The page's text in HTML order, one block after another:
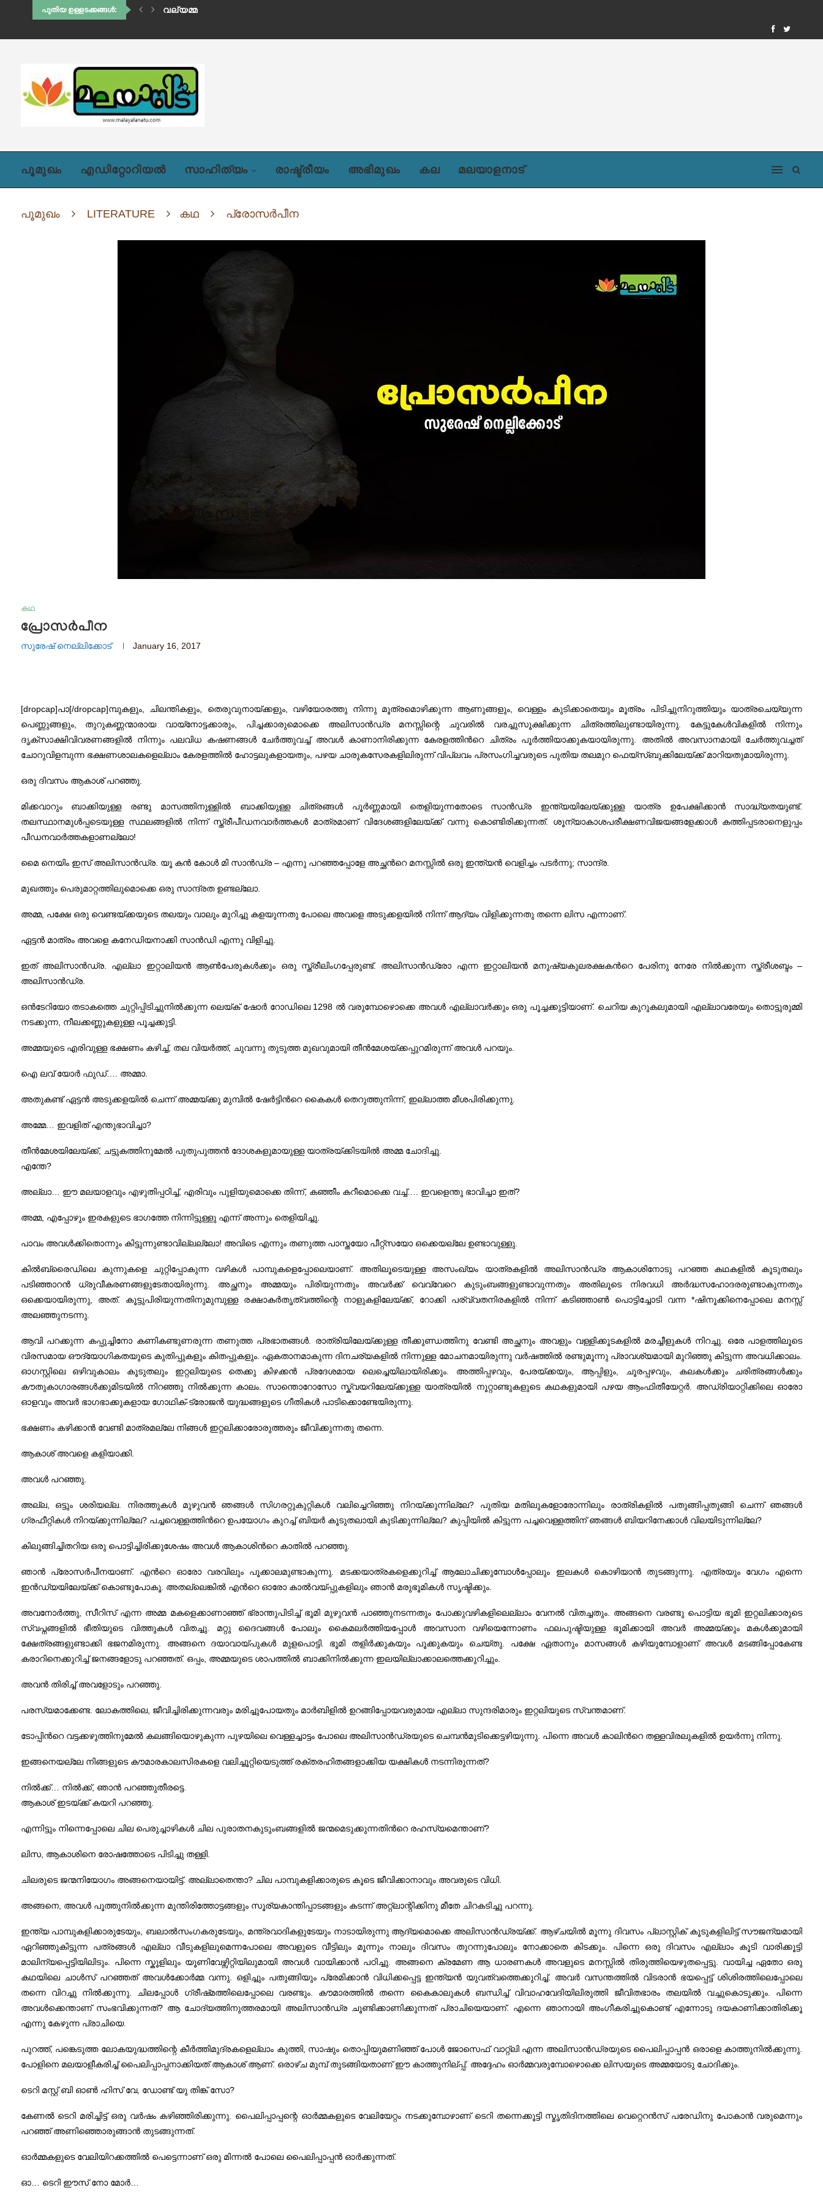
പുതിയ ഉള്ളടക്കങ്ങൾ: വല്യമ്മ
പൂമുഖം എഡിറ്റോറിയൽ സാഹിത്യം രാഷ്ട്രീയം അഭിമുഖം കല മലയാളനാട്
പൂമുഖം LITERATURE കഥ പ്രോസര്‍പീന
കഥ
പ്രോസര്‍പീന
സുരേഷ് നെല്ലിക്കോട് January 16, 2017
[dropcap]പാ[/dropcap]മ്പുകളും, ചിലന്തികളും, തെരുവുനായ്ക്കളും, വഴിയോരത്തു നിന്നു മൂത്രമൊഴിക്കുന്ന ആണുങ്ങളും, വെള്ളം കുടിക്കാതെയും മൂത്രം പിടിച്ചുനിറുത്തിയും യാത്രചെയ്യുന്ന
പെണ്ണുങ്ങളും, തുറുകണ്ണന്മാരായ വായ്‌നോട്ടക്കാരും, പിച്ചക്കാരുമൊക്കെ അലിസാന്‍ഡ്ര മനസ്സിന്റെ ചുവരില്‍ വരച്ചുസൂക്ഷിക്കുന്ന ചിത്രത്തിലുണ്ടായിരുന്നു. കേട്ടുകേള്‍വികളില്‍ നിന്നും
ദൃക്‌സാക്ഷിവിവരണങ്ങളില്‍ നിന്നും പലവിധ കഷണങ്ങള്‍ ചേര്‍ത്തുവച്ച് അവള്‍ കാണാനിരിക്കുന്ന കേരളത്തിന്‍റെ ചിത്രം പൂര്‍ത്തിയാക്കുകയായിരുന്നു. അതില്‍ അവസാനമായി ചേര്‍ത്തുവച്ചത്
ചോറുവിളമ്പുന്ന ഭക്ഷണശാലകളെല്ലാം കേരളത്തില്‍ ഹോട്ടലുകളായതും, പഴയ ചാരുകസേരകളിലിരുന്ന് വിപ്ലവം പ്രസംഗിച്ചവരുടെ പുതിയ തലമുറ ഫെയ്സ്ബുക്കിലേയ്ക്ക് മാറിയതുമായിരുന്നു.
ഒരു ദിവസം ആകാശ് പറഞ്ഞു.
മിക്കവാറും ബാക്കിയുള്ള രണ്ടു മാസത്തിനുള്ളില്‍ ബാക്കിയുള്ള ചിത്രങ്ങള്‍ പൂര്‍ണ്ണമായി തെളിയുന്നതോടെ സാന്‍ഡ്ര ഇന്ത്യയിലേയ്ക്കുള്ള യാത്ര ഉപേക്ഷിക്കാന്‍ സാദ്ധ്യതയുണ്ട്.
തലസ്ഥാനമുള്‍പ്പടെയുള്ള സ്ഥലങ്ങളില്‍ നിന്ന് സ്ത്രീപീഡനവാര്‍ത്തകള്‍ മാത്രമാണ്‌ വിദേശങ്ങളിലേയ്ക്ക് വന്നു കൊണ്ടിരിക്കുന്നത്. ശൂന്യാകാശപരീക്ഷണവിജയങ്ങളേക്കാള്‍ കത്തിപ്പടരാനെളുപ്പം
പീഡനവാര്‍ത്തകളാണല്ലോ!
മൈ നെയിം ഇസ് അലിസാന്‍ഡ്ര. യൂ കന്‍ കോള്‍ മി സാന്‍ഡ്ര – എന്നു പറഞ്ഞപ്പോളേ അച്ഛന്‍റെ മനസ്സില്‍ ഒരു ഇന്ത്യന്‍ വെളിച്ചം പടര്‍ന്നു; സാന്ദ്ര.
മുഖത്തും പെരുമാറ്റത്തിലുമൊക്കെ ഒരു സാന്ദ്രത ഉണ്ടല്ലോ.
അമ്മ, പക്ഷേ ഒരു വെണ്ടയ്ക്കയുടെ തലയും വാലും മുറിച്ചു കളയുന്നതു പോലെ അവളെ അടുക്കളയില്‍ നിന്ന് ആദ്യം വിളിക്കുന്നതു തന്നെ ലിസ എന്നാണ്‌.
ഏട്ടന്‍ മാത്രം അവളെ കനേഡിയനാക്കി സാന്‍ഡി എന്നു വിളിച്ചു.
ഇത് അലിസാന്‍ഡ്ര. എല്ലാ ഇറ്റാലിയന്‍ ആണ്‍‌പേരുകള്‍ക്കും ഒരു സ്ത്രീലിംഗപ്പേരുണ്ട്. അലിസാന്‍ഡ്രോ എന്ന ഇറ്റാലിയന്‍ മനുഷ്യകുലരക്ഷകന്‍റെ പേരിനു നേരേ നില്‍ക്കുന്ന സ്ത്രീശബ്ദം –
അലിസാന്‍ഡ്ര.
ഒന്‍‌ടേറിയോ തടാകത്തെ ചുറ്റിപ്പിടിച്ചുനില്‍‌ക്കുന്ന ലെയ്‌ക് ഷോര്‍ റോഡിലെ 1298 ല്‍ വരുമ്പോഴൊക്കെ അവള്‍ എല്ലാവര്‍ക്കും ഒരു പൂച്ചക്കുട്ടിയാണ്‌. ചെറിയ കുറുകലുമായി എല്ലാവരേയും തൊട്ടുരുമ്മി
നടക്കുന്ന, നീലക്കണ്ണുകളുള്ള പൂച്ചക്കുട്ടി.
അമ്മയുടെ എരിവുള്ള ഭക്ഷണം കഴിച്ച്, തല വിയര്‍ത്ത്, ചുവന്നു തുടുത്ത മുഖവുമായി തീന്‍‌മേശയ്ക്കപ്പുറമിരുന്ന് അവള്‍ പറയും.
ഐ ലവ് യോര്‍ ഫുഡ്…. അമ്മാ.
അതുകണ്ട് ഏട്ടന്‍ അടുക്കളയില്‍ ചെന്ന് അമ്മയ്ക്കു മുമ്പില്‍ ഷേര്‍ട്ടിന്‍റെ കൈകള്‍ തെറുത്തുനിന്ന്, ഇല്ലാത്ത മീശപിരിക്കുന്നു.
അമ്മേ… ഇവളിത് എന്തുഭാവിച്ചാ?
തീന്‍‌മേശയിലേയ്ക്ക്, ചട്ടുകത്തിനുമേല്‍ പുതുപുത്തന്‍ ദോശകളുമായുള്ള യാത്രയ്ക്കിടയില്‍ അമ്മ ചോദിച്ചു.
എന്തേ?
അല്ലാ… ഈ മലയാളവും എഴുതിപ്പഠിച്ച്, എരിവും പുളിയുമൊക്കെ തിന്ന്, കഞ്ഞീം കറീമൊക്കെ വച്ച്…. ഇവളെന്തു ഭാവിച്ചാ ഇത്?
അമ്മ, എപ്പോഴും ഇരകളുടെ ഭാഗത്തേ നിന്നിട്ടുള്ളു എന്ന് അന്നും തെളിയിച്ചു.
പാവം അവള്‍ക്കിതൊന്നും കിട്ടുന്നുണ്ടാവില്ലല്ലോ! അവിടെ എന്നും തണുത്ത പാസ്തയോ പീറ്റ്സയോ ഒക്കെയല്ലേ ഉണ്ടാവുള്ളു.
കില്‍ബ്രൈഡിലെ കുന്നുകളെ ചുറ്റിപ്പോകുന്ന വഴികള്‍ പാമ്പുകളെപ്പോലെയാണ്‌. അതിലൂടെയുള്ള അസംഖ്യം യാത്രകളില്‍ അലിസാന്‍ഡ്ര ആകാശിനോടു പറഞ്ഞ കഥകളില്‍ കൂടുതലും
പടിഞ്ഞാറന്‍ ധ്രുവീകരണങ്ങളുടേതായിരുന്നു. അച്ഛനും അമ്മയും പിരിയുന്നതും അവര്‍ക്ക് വെവ്വേറെ കുടുംബങ്ങളുണ്ടാവുന്നതും അതിലൂടെ നിരവധി അര്‍ദ്ധസഹോദരരുണ്ടാകുന്നതും
ഒക്കെയായിരുന്നു, അത്. കൂട്ടുപിരിയുന്നതിനുമുമ്പുള്ള രക്ഷാകര്‍തൃത്വത്തിന്റെ നാളുകളിലേയ്ക്ക്, റോക്കി പര്വ്വതനിരകളില്‍ നിന്ന് കടിഞ്ഞാണ്‍ പൊട്ടിച്ചോടി വന്ന *ഷിനൂക്കിനെപ്പോലെ മനസ്സ്
അലഞ്ഞുനടന്നു.
ആവി പറക്കുന്ന കപ്പുച്ചിനോ കണികണ്ടുണരുന്ന തണുത്ത പ്രഭാതങ്ങള്‍. രാത്രിയിലേയ്ക്കുള്ള തീക്കുണ്ഡത്തിനു വേണ്ടി അച്ഛനും അവളും വള്ളിക്കൂടകളില്‍ മരച്ചീളുകള്‍ നിറച്ചു. ഒരേ പാളത്തിലൂടെ
വിരസമായ ഔദ്യോഗികതയുടെ കുതിപ്പുകളും കിതപ്പുകളും. ഏകതാനമാകുന്ന ദിനചര്യകളില്‍ നിന്നുള്ള മോചനമായിരുന്നു വര്‍ഷത്തില്‍ രണ്ടുമൂന്നു പ്രാവശ്യമായി മുറിഞ്ഞു കിട്ടുന്ന അവധിക്കാലം.
ഓഗസ്റ്റിലെ ഒഴിവുകാലം കൂടുതലും ഇറ്റലിയുടെ തെക്കു കിഴക്കന്‍ പ്രദേശമായ ലെച്ചെയിലായിരിക്കും. അത്തിപ്പഴവും, പേരയ്ക്കയും, ആപ്പിളും, ചൂരപ്പഴവും, കലകള്‍ക്കും ചരിത്രങ്ങള്‍ക്കും
കൗതുകാഗാരങ്ങള്‍ക്കുമിടയില്‍ നിറഞ്ഞു നില്‍ക്കുന്ന കാലം. സാന്തൊറോസോ സ്ക്വയറിലേയ്ക്കുള്ള യാത്രയില്‍ നൂറ്റാണ്ടുകളുടെ കഥകളുമായി പഴയ ആംഫിതീയേറ്റര്‍. അഡ്രിയാറ്റിക്കിലെ ഓരോ
ഓളവും അവര്‍ ഭാഗഭാക്കുകളായ ഗോഥിക്-ട്രോജന്‍ യുദ്ധങ്ങളുടെ ഗീതികള്‍ പാടിക്കൊണ്ടേയിരുന്നു.
ഭക്ഷണം കഴിക്കാന്‍ വേണ്ടി മാത്രമല്ലേ നിങ്ങള്‍ ഇറ്റലിക്കാരോരുത്തരും ജീവിക്കുന്നതു തന്നെ.
ആകാശ് അവളെ കളിയാക്കി.
അവള്‍ പറഞ്ഞു.
അല്ല, ഒട്ടും ശരിയല്ല. നിരത്തുകള്‍ മുഴുവന്‍ ഞങ്ങള്‍ സിഗരറ്റുകുറ്റികള്‍ വലിച്ചെറിഞ്ഞു നിറയ്ക്കുന്നില്ലേ? പുതിയ മതിലുകളോരോന്നിലും രാത്രികളില്‍ പതുങ്ങിപ്പതുങ്ങി ചെന്ന് ഞങ്ങള്‍
ഗ്രഫീറ്റികള്‍ നിറയ്ക്കുന്നില്ലേ? പച്ചവെള്ളത്തിന്‍റെ ഉപയോഗം കുറച്ച് ബിയര്‍ കൂടുതലായി കുടിക്കുന്നില്ലേ? കുപ്പിയില്‍ കിട്ടുന്ന പച്ചവെള്ളത്തിന്‌ ഞങ്ങള്‍ ബിയറിനേക്കാള്‍ വിലയിടുന്നില്ലേ?
കിലുങ്ങിച്ചിതറിയ ഒരു പൊട്ടിച്ചിരിക്കുശേഷം അവള്‍ ആകാശിന്‍റെ കാതില്‍ പറഞ്ഞു.
ഞാന്‍ പ്രോസര്‍പീനയാണ്‌. എന്‍റെ ഓരോ വരവിലും പൂക്കാലമുണ്ടാകുന്നു. മടക്കയാത്രകളെക്കുറിച്ച് ആലോചിക്കുമ്പോള്‍പ്പോലും ഇലകള്‍ കൊഴിയാന്‍ തുടങ്ങുന്നു. എത്രയും വേഗം എന്നെ
ഇന്‍ഡ്യയിലേയ്ക്ക് കൊണ്ടുപോകൂ. അതല്ലെങ്കില്‍ എന്‍റെ ഓരോ കാല്‍‌വയ്പ്പുകളിലും ഞാന്‍ മരുഭൂമികള്‍ സൃഷ്ടിക്കും.
അവനോര്‍ത്തു, സീറിസ് എന്ന അമ്മ മകളെക്കാണാഞ്ഞ് ഭ്രാന്തുപിടിച്ച് ഭൂമി മുഴുവന്‍ പാഞ്ഞുനടന്നതും പോക്കുവഴികളിലെല്ലാം വേനല്‍ വിതച്ചതും. അങ്ങനെ വരണ്ടു പൊട്ടിയ ഭൂമി ഇറ്റലിക്കാരുടെ
സ്വപ്നങ്ങളില്‍ ഭീതിയുടെ വിത്തുകള്‍ വിതച്ചു. മറ്റു ദൈവങ്ങള്‍ പോലും കൈമലര്‍ത്തിയപ്പോള്‍ അവസാന വഴിയെന്നോണം ഫലപുഷ്ടിയുള്ള ഭൂമിക്കായി അവര്‍ അമ്മയ്ക്കും മകള്‍ക്കുമായി
ക്ഷേത്രങ്ങളുണ്ടാക്കി ഭജനമിരുന്നു. അങ്ങനെ ദയാവായ്പുകള്‍ മുളപൊട്ടി. ഭൂമി തളിര്‍ക്കുകയും പൂക്കുകയും ചെയ്തു. പക്ഷേ ഏതാനും മാസങ്ങള്‍ കഴിയുമ്പോളാണ്‌ അവള്‍ മടങ്ങിപ്പോകേണ്ട
കരാറിനെക്കുറിച്ച് ജനങ്ങളോടു പറഞ്ഞത്. ഒപ്പം, അമ്മയുടെ ശാപത്തില്‍ ബാക്കിനില്‍ക്കുന്ന ഇലയില്ലാക്കാലത്തെക്കുറിച്ചും.
അവന്‍ തിരിച്ച് അവളോടും പറഞ്ഞു.
പരസ്യമാക്കേണ്ട. ലോകത്തിലെ, ജീവിച്ചിരിക്കുന്നവരും മരിച്ചുപോയതും മാര്‍ബിളില്‍ ഉറങ്ങിപ്പോയവരുമായ എല്ലാ സുന്ദരിമാരും ഇറ്റലിയുടെ സ്വന്തമാണ്‌.
ടോപ്പിന്‍റെ വട്ടക്കഴുത്തിനുമേല്‍ കലങ്ങിയൊഴുകുന്ന പുഴയിലെ വെള്ളച്ചാട്ടം പോലെ അലിസാന്‍ഡ്രയുടെ ചെമ്പന്‍‌മുടിക്കെട്ടഴിയുന്നു. പിന്നെ അവള്‍ കാലിന്‍റെ തള്ളവിരലുകളില്‍ ഉയര്‍ന്നു നിന്നു.
ഇങ്ങനെയല്ലേ നിങ്ങളുടെ കൗമാരകാലസിരകളെ വലിച്ചൂറ്റിയെടുത്ത് രക്തരഹിതങ്ങളാക്കിയ യക്ഷികള്‍ നടന്നിരുന്നത്?
നില്‍ക്ക്… നില്‍ക്ക്, ഞാന്‍ പറഞ്ഞുതീരട്ടെ.
ആകാശ് ഇടയ്ക്ക് കയറി പറഞ്ഞു.
എന്നിട്ടും നിന്നെപ്പോലെ ചില പെരുച്ചാഴികള്‍ ചില പുരാതനകുടുംബങ്ങളില്‍ ജന്മമെടുക്കുന്നതിന്‍റെ രഹസ്യമെന്താണ്‌?
ലിസ, ആകാശിനെ രോഷത്തോടെ പിടിച്ചു തള്ളി.
ചിലരുടെ ജന്മനിയോഗം അങ്ങനെയായിട്ട്. അല്ലാതെന്താ? ചില പാമ്പുകളിക്കാരുടെ കൂടെ ജീവിക്കാനാവും അവരുടെ വിധി.
അങ്ങനെ, അവള്‍ പൂത്തുനില്‍ക്കുന്ന മുന്തിരിത്തോട്ടങ്ങളും സൂര്യകാന്തിപ്പാടങ്ങളും കടന്ന് അറ്റ്ലാന്റിക്കിനു മീതേ ചിറകടിച്ചു പറന്നു.
ഇന്ത്യ പാമ്പുകളിക്കാരുടേയും, ബലാല്‍സംഗകരുടേയും, മന്ത്രവാദികളുടേയും നാടായിരുന്നു ആദ്യമൊക്കെ അലിസാന്‍ഡ്രയ്ക്ക്. ആഴ്ചയില്‍ മൂന്നു ദിവസം പ്ലാസ്റ്റിക് കൂടുകളിലിട്ട് സൗജന്യമായി
ഏറിഞ്ഞുകിട്ടുന്ന പത്രങ്ങള്‍ എല്ലാ വീടുകളിലുമെന്നപോലെ അവളുടെ വീട്ടിലും മൂന്നും നാലും ദിവസം തുറന്നുപോലും നോക്കാതെ കിടക്കും. പിന്നെ ഒരു ദിവസം എല്ലാം കൂടി വാരിക്കൂട്ടി
മാലിന്യപ്പെട്ടിയിലിടും. പിന്നെ സ്കൂളിലും യൂണിവേഴ്സിറ്റിയിലുമായി അവള്‍ വായിക്കാന്‍ പഠിച്ചു. അങ്ങനെ ക്രമേണ ആ ധാരണകള്‍ അവളുടെ മനസ്സില്‍ തിരുത്തിയെഴുതപ്പെട്ടു. വായിച്ച ഏതോ ഒരു
കഥയിലെ ചാള്‍സ് പറഞ്ഞത് അവള്‍ക്കോര്‍മ്മ വന്നു. ഒളിച്ചും പതുങ്ങിയും പ്രേമിക്കാന്‍ വിധിക്കപ്പെട്ട ഇന്ത്യന്‍ യുവത്വത്തെക്കുറിച്ച്. അവര്‍ വസന്തത്തില്‍ വിടരാന്‍ ഭയപ്പെട്ട് ശിശിരത്തിലെപ്പോലെ
തന്നെ വിറച്ചു നില്‍ക്കുന്നു. ചിലപ്പോള്‍ ഗ്രീഷ്‌മത്തിലെപ്പോലെ വരണ്ടും. കൗമാരത്തില്‍ തന്നെ കൈകാലുകള്‍ ബന്ധിച്ച് വിവാഹവേദിയിലിരുത്തി ജീവിതഭാരം തലയില്‍ വച്ചുകൊടുക്കും. പിന്നെ
അവള്‍ക്കെന്താണ്‌ സംഭവിക്കുന്നത്? ആ ചോദ്യത്തിനുത്തരമായി അലിസാന്‍ഡ്ര ചൂണ്ടിക്കാണിക്കുന്നത് പ്രാചിയെയാണ്‌. എന്നെ ഞാനായി അംഗീകരിച്ചുകൊണ്ട് എന്നോടു ദയകാണിക്കാതിരിക്കൂ
എന്നു കേഴുന്ന പ്രാചിയെ.
പുറത്ത്, പങ്കെടുത്ത ലോകയുദ്ധത്തിന്റെ കീര്‍ത്തിമുദ്രകളെല്ലാം കുത്തി, സാഷും തൊപ്പിയുമണിഞ്ഞ് പോള്‍ ജോസെഫ് വാറ്റ്ലി എന്ന അലിസാന്‍ഡ്രയുടെ പൈലിപ്പാപ്പന്‍ ഒരാളെ കാത്തുനില്‍ക്കുന്നു.
പോളിനെ മലയാളീകരിച്ച് പൈലിപ്പാപ്പനാക്കിയത് ആകാശ്‌ ആണ്‌. ഒരാഴ്ച മുമ്പ് തുടങ്ങിയതാണ്‌ ഈ കാത്തുനില്പ്പ്. അദ്ദേഹം ഓര്‍മ്മവരുമ്പോഴൊക്കെ ലിസയുടെ അമ്മയോടു ചോദിക്കും.
ടെറി മസ്റ്റ് ബി ഓണ്‍ ഹിസ് വേ, ഡോണ്ട് യു തിങ്ക് സോ?
കേണല്‍ ടെറി മരിച്ചിട്ട് ഒരു വര്‍ഷം കഴിഞ്ഞിരിക്കുന്നു. പൈലിപ്പാപ്പന്റെ ഓര്‍മ്മകളുടെ വേലിയേറ്റം നടക്കുമ്പോഴാണ്‌ ടെറി തന്നെക്കൂട്ടി സ്മൃതിദിനത്തിലെ വെറ്റെറന്‍സ് പരേഡിനു പോകാന്‍ വരുമെന്നും
പറഞ്ഞ് അണിഞ്ഞൊരുങ്ങാന്‍ തുടങ്ങുന്നത്.
ഓര്‍മ്മകളുടെ വേലിയിറക്കത്തില്‍ പെട്ടെന്നാണ്‌ ഒരു മിന്നല്‍ പോലെ പൈലിപ്പാപ്പന്‍ ഓര്‍ക്കുന്നത്.
ഓ… ടെറി ഈസ് നോ മോര്‍…